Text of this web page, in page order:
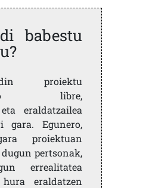
babestu
proiektu
libre,
eraldatzailea
gara. Egunero,
proiektuan
pertsonak,
errealitatea
eraldatzen